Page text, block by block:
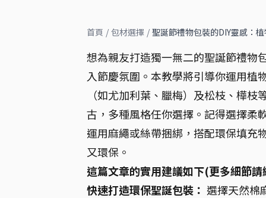
首頁 / 包材選擇 / 聖誕節禮物包裝的DIY靈感：
想為親友打造獨一無二的聖誕節禮物
入節慶氛圍。本教學將引導你運用植
（如尤加利葉、臘梅）及松枝、樺
古，多種風格任你選擇。記得選擇柔
運用麻繩或絲帶捆綁，搭配環保填充
又環保。
這篇文章的實用建議如下(更多細節
快速打造環保聖誕包裝： 選擇天然棉